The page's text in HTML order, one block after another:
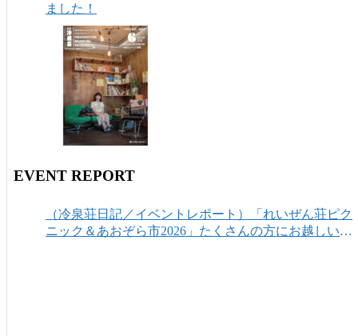
ました！
EVENT REPORT
（冷泉荘日記／イベントレポート）「れいぜん荘ピク
ニック＆あおぞら市2026」たくさんの方にお越しいた